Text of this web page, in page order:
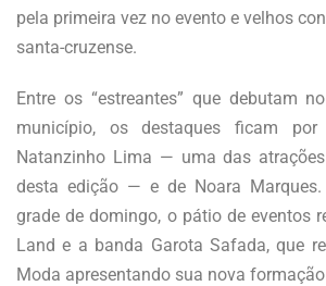
pela primeira vez no evento e velhos
santa-cruzense.
Entre os “estreantes” que debutam
município, os destaques ficam
Natanzinho Lima — uma das
desta edição — e de Noara
grade de domingo, o pátio de eventos
Land e a banda Garota Safada, que
Moda apresentando sua nova